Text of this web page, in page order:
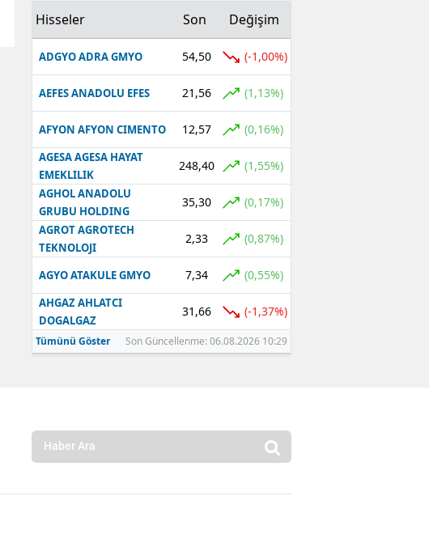
Hisseler Son Değişim
ADGYO ADRA GMYO 54,50 (-1,00%)
AEFES ANADOLU EFES 21,56 (1,13%)
AFYON AFYON CIMENTO 12,57 (0,16%)
AGESA AGESA HAYAT
EMEKLILIK
248,40 (1,55%)
AGHOL ANADOLU
GRUBU HOLDING
35,30 (0,17%)
AGROT AGROTECH
TEKNOLOJI
2,33 (0,87%)
AGYO ATAKULE GMYO 7,34 (0,55%)
AHGAZ AHLATCI
DOGALGAZ
31,66 (-1,37%)
Tümünü Göster Son Güncellenme: 06.08.2026 10:29